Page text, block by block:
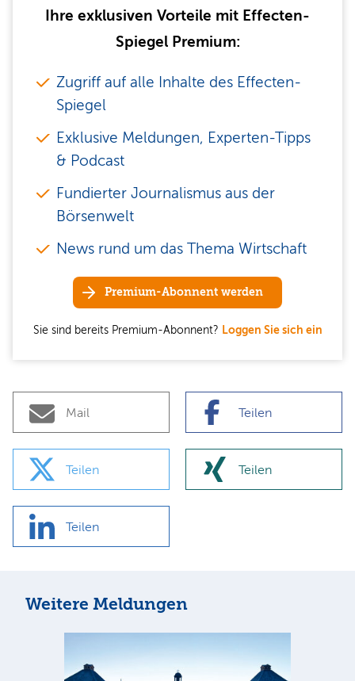
Ihre exklusiven Vorteile mit Effecten-
Spiegel Premium:
Zugriff auf alle Inhalte des Effecten-
Spiegel
Exklusive Meldungen, Experten-Tipps
& Podcast
Fundierter Journalismus aus der
Börsenwelt
News rund um das Thema Wirtschaft
Premium-Abonnent werden
Sie sind bereits Premium-Abonnent? Loggen Sie sich ein
Mail Teilen
Teilen Teilen
Teilen
Weitere Meldungen